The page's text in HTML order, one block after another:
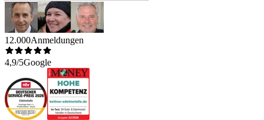
12.000Anmeldungen
4,9/5Google